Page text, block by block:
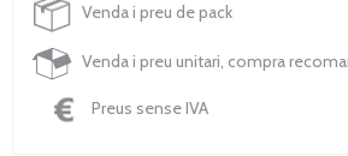
Venda i preu de pack
Venda i preu unitari, compra
Preus sense IVA